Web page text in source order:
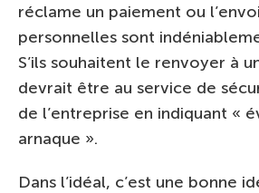
réclame un paiement ou
personnelles sont
S’ils souhaitent le renvoyer à
devrait être au service de
de l’entreprise en indiquant «
arnaque ».
Dans l’idéal, c’est une bonne